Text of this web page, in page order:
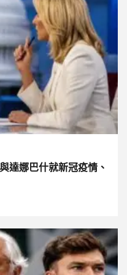
達娜巴什就新冠疫情、